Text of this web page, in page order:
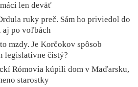
len deväť
ruky preč. Sám ho priviedol do
aj po voľbách
mzdy. Je Korčokov spôsob
legislatívne čistý?
Rómovia kúpili dom v Maďarsku,
starostky